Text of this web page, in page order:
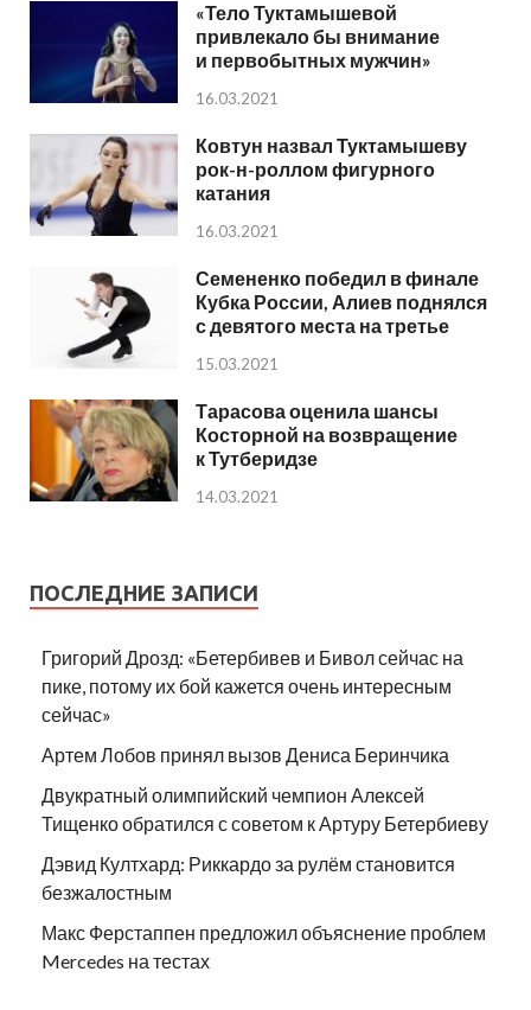
«Тело Туктамышевой
привлекало бы внимание
и первобытных мужчин»
16.03.2021
Ковтун назвал Туктамышеву
рок-н-роллом фигурного
катания
16.03.2021
Семененко победил в финале
Кубка России, Алиев поднялся
с девятого места на третье
15.03.2021
Тарасова оценила шансы
Косторной на возвращение
к Тутберидзе
14.03.2021
ПОСЛЕДНИЕ ЗАПИСИ
Григорий Дрозд: «Бетербивев и Бивол сейчас на
пике, потому их бой кажется очень интересным
сейчас»
Артем Лобов принял вызов Дениса Беринчика
Двукратный олимпийский чемпион Алексей
Тищенко обратился с советом к Артуру Бетербиеву
Дэвид Култхард: Риккардо за рулём становится
безжалостным
Макс Ферстаппен предложил объяснение проблем
Mercedes на тестах